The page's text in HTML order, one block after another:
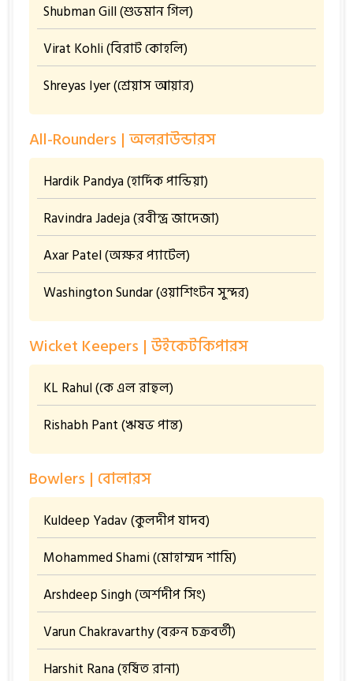
Shubman Gill (শুভমান গিল)
Virat Kohli (বিরাট কোহলি)
Shreyas Iyer (শ্রেয়াস আয়ার)
All-Rounders | অলরাউন্ডারস
Hardik Pandya (হার্দিক পান্ডিয়া)
Ravindra Jadeja (রবীন্দ্র জাদেজা)
Axar Patel (অক্ষর প্যাটেল)
Washington Sundar (ওয়াশিংটন সুন্দর)
Wicket Keepers | উইকেটকিপারস
KL Rahul (কে এল রাহুল)
Rishabh Pant (ঋষভ পান্ত)
Bowlers | বোলারস
Kuldeep Yadav (কুলদীপ যাদব)
Mohammed Shami (মোহাম্মদ শামি)
Arshdeep Singh (অর্শদীপ সিং)
Varun Chakravarthy (বরুন চক্রবর্তী)
Harshit Rana (হর্ষিত রানা)